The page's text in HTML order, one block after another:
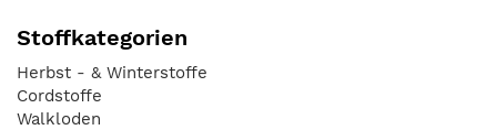
Stoffkategorien
Herbst - & Winterstoffe
Cordstoffe
Walkloden